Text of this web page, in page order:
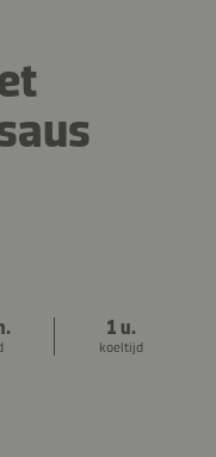
1 u.
koeltijd